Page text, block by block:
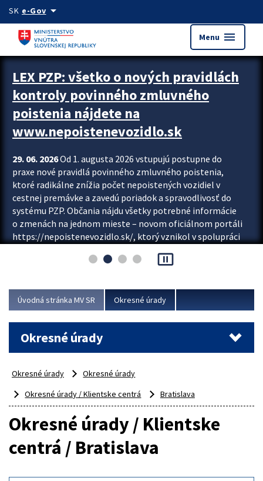
Preskocit na hlavný obsah
SK e-Govarrow_drop_down
Menu menu
Zastavit automatický posun upútavok
LEX PZP: všetko o nových pravidlách
kontroly povinného zmluvného
poistenia nájdete na
www.nepoistenevozidlo.sk
29. 06. 2026Od 1. augusta 2026 vstupujú postupne do
praxe nové pravidlá povinného zmluvného poistenia,
ktoré radikálne znížia počet nepoistených vozidiel v
cestnej premávke a zavedú poriadok a spravodlivosť do
systému PZP. Občania nájdu všetky potrebné informácie
o zmenách na jednom mieste – novom oficiálnom portáli
https://nepoistenevozidlo.sk/, ktorý vznikol v spolupráci
asociácie poisťovní (SLASPO) a Ministerstva vnútra SR.
Viac
pause_presentation
Úvodná stránka MV SR Okresné úrady
Okresné úrady
Okresné úrady
Okresné úrady
Okresné úrady / Klientske centrá
Bratislava
Okresné úrady / Klientske
centrá / Bratislava